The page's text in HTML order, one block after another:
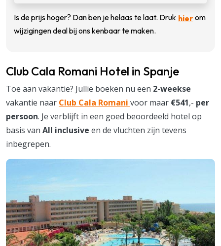
Is de prijs hoger? Dan ben je helaas te laat. Druk hier om
wijzigingen deal bij ons kenbaar te maken.
Club Cala Romani Hotel in Spanje
Toe aan vakantie? Jullie boeken nu een 2-weekse
vakantie naar Club Cala Romani voor maar €541,- per
persoon. Je verblijft in een goed beoordeeld hotel op
basis van All inclusive en de vluchten zijn tevens
inbegrepen.